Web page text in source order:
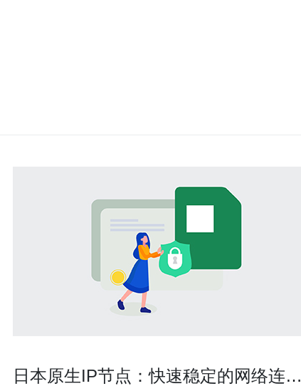
日本原生IP节点：快速稳定的网络连接